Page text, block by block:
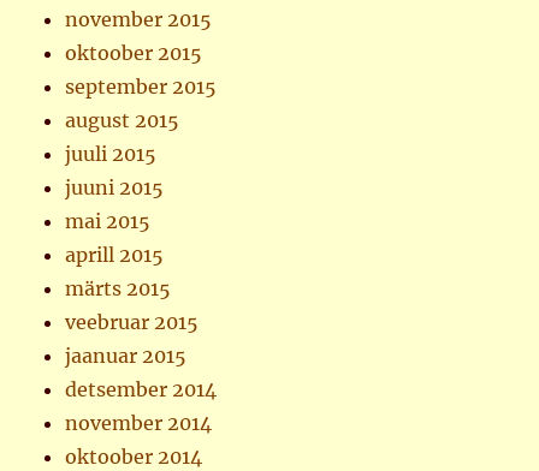
november 2015
oktoober 2015
september 2015
august 2015
juuli 2015
juuni 2015
mai 2015
aprill 2015
märts 2015
veebruar 2015
jaanuar 2015
detsember 2014
november 2014
oktoober 2014